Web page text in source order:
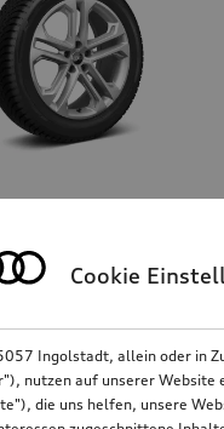
Cookie
Ingolstadt, allein oder in
nutzen auf unserer Website
die uns helfen, unsere